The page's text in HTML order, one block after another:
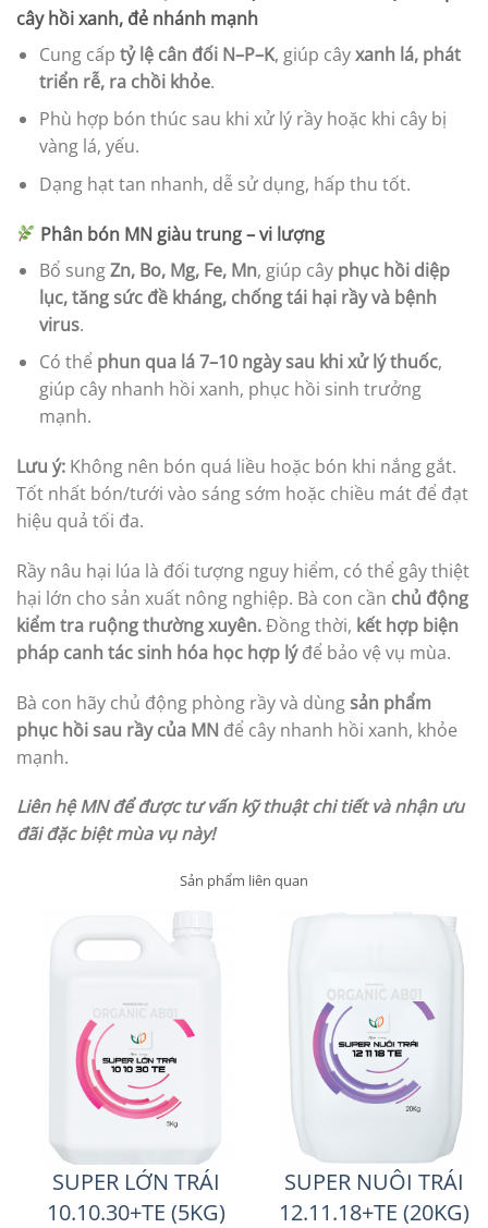
cây hồi xanh, đẻ nhánh mạnh
Cung cấp tỷ lệ cân đối N–P–K, giúp câyxanh lá, phát
triển rễ, ra chồi khỏe.
Phù hợp bón thúc sau khi xử lý rầy hoặc khi cây bị
vàng lá, yếu.
Dạng hạt tan nhanh, dễ sử dụng, hấp thu tốt.
Phân bón MN giàu trung – vi lượng
Bổ sungZn, Bo, Mg, Fe, Mn, giúp cây phục hồi diệp
lục, tăng sức đề kháng, chống tái hại rầy và bệnh
virus.
Có thể phun qua lá 7–10 ngày sau khi xử lý thuốc,
giúp cây nhanh hồi xanh, phục hồi sinh trưởng
mạnh.
Lưu ý: Không nên bón quá liều hoặc bón khi nắng gắt.
Tốt nhất bón/tưới vào sáng sớm hoặc chiều mát để đạt
hiệu quả tối đa.
Rầy nâu hại lúa là đối tượng nguy hiểm, có thể gây thiệt
hại lớn cho sản xuất nông nghiệp. Bà con cần chủ động
kiểm tra ruộng thường xuyên.Đồng thời, kết hợp biện
pháp canh tác sinh hóa học hợp lýđể bảo vệ vụ mùa.
Bà con hãy chủ động phòng rầy và dùngsản phẩm
phục hồi sau rầy của MN để cây nhanh hồi xanh, khỏe
mạnh.
Liên hệ MN để được tư vấn kỹ thuật chi tiết và nhận ưu
đãi đặc biệt mùa vụ này!
Sản phẩm liên quan
SUPER LỚN TRÁI
10.10.30+TE (5KG)
SUPER NUÔI TRÁI
12.11.18+TE (20KG)